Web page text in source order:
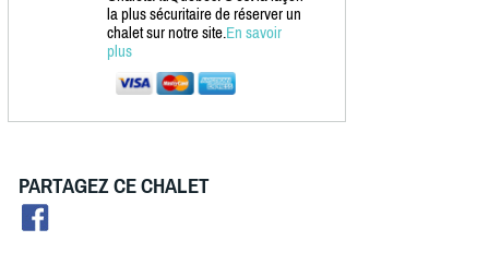
la plus sécuritaire de réserver un
chalet sur notre site.En savoir
plus
PARTAGEZ CE CHALET